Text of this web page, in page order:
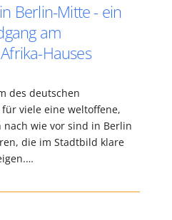
Berlin-Mitte - ein
am
Hauses
des deutschen
viele eine weltoffene,
nach wie vor sind in Berlin
die im Stadtbild klare